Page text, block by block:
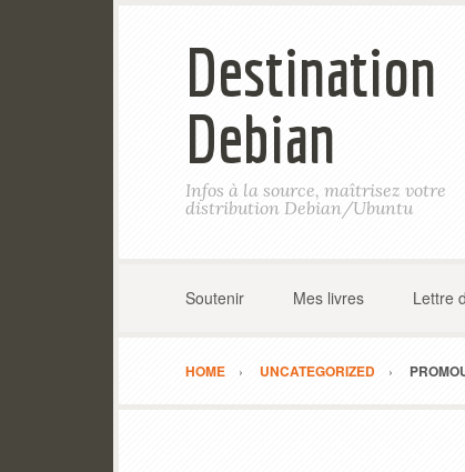
Destination
Debian
Infos à la source, maîtrisez votre
distribution Debian/Ubuntu
Soutenir Mes livres Lettre
HOME UNCATEGORIZED